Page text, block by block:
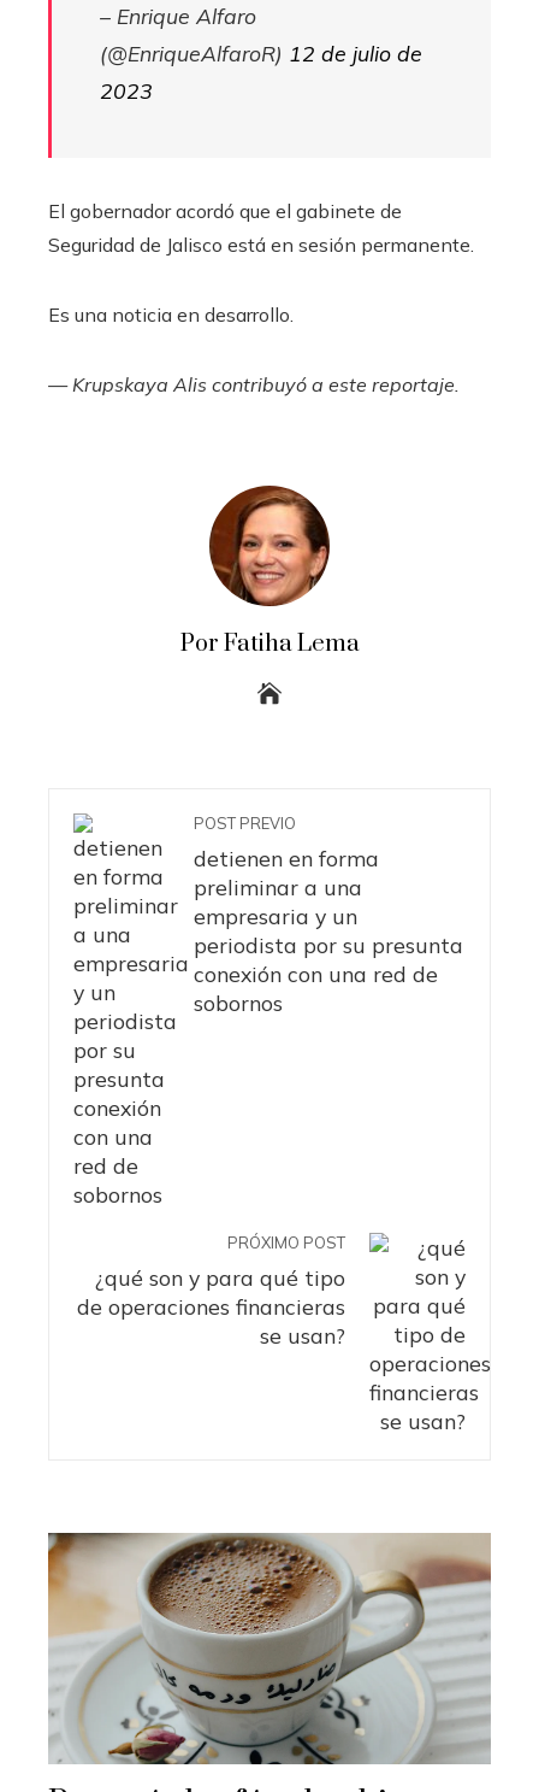
– Enrique Alfaro
(@EnriqueAlfaroR) 12 de julio de
2023
El gobernador acordó que el gabinete de
Seguridad de Jalisco está en sesión permanente.
Es una noticia en desarrollo.
— Krupskaya Alis contribuyó a este reportaje.
Por Fatiha Lema
POST PREVIO
detienen en forma
preliminar a una
empresaria y un
periodista por su presunta
conexión con una red de
sobornos
PRÓXIMO POST
¿qué son y para qué tipo
de operaciones financieras
se usan?